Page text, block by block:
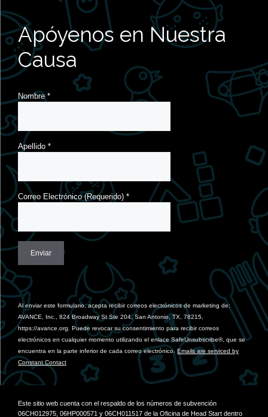
Apóyenos en Nuestra
Causa
Nombre*
Apellido *
Correo Electrónico (Requerido) *
Constant
Contact
Use.
Please
leave
this
field
blank.
Al enviar este formulario, acepta recibir correos electrónicos de marketing de:
AVANCE, Inc., 824 Broadway St Ste 204, San Antonio, TX, 78215,
https://avance.org. Puede revocar su consentimiento para recibir correos
electrónicos en cualquier momento utilizando el enlace SafeUnsubscribe®, que se
encuentra en la parte inferior de cada correo electrónico. Emails are serviced by
Constant Contact
Este sitio web cuenta con el respaldo de los números de subvención
06CH012975, 06HP000571 y 06CH011517 de la Oficina de Head Start dentro